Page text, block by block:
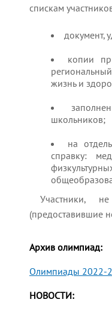
спискам
документ,
копии
жизнь и
школьников;
на
справку:
Участники,
(предоставившие
Архив олимпиад:
Олимпиады 2022-
НОВОСТИ: